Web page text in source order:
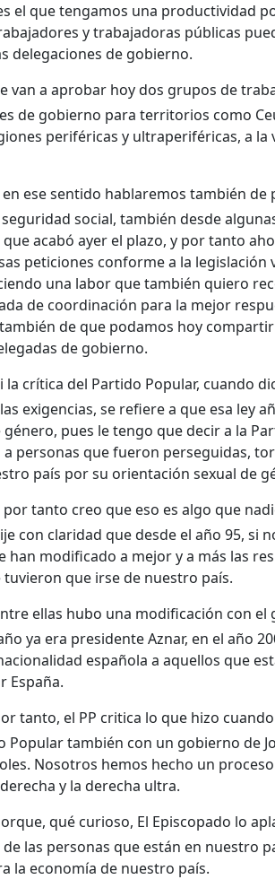
el que tengamos una productividad
y trabajadoras públicas
delegaciones de gobierno.
van a aprobar hoy dos grupos de
de gobierno para territorios como
periféricas y ultraperiféricas, a la
en ese sentido hablaremos también
social, también desde
acabó ayer el plazo, y por tanto
peticiones conforme a la
una labor que también quiero
de coordinación para la mejor
de que podamos hoy
de gobierno.
la crítica del Partido Popular, cuando
exigencias, se refiere a que esa ley
pues le tengo que decir a la
personas que fueron perseguidas,
país por su orientación sexual de
por tanto creo que eso es algo que
con claridad que desde el año 95, si
han modificado a mejor y a más las
tuvieron que irse de nuestro país.
ellas hubo una modificación con
ya era presidente Aznar, en el año
española a aquellos que
España.
tanto, el PP critica lo que hizo
Popular también con un gobierno de
Nosotros hemos hecho un
y la derecha ultra.
qué curioso, El Episcopado lo
las personas que están en nuestro
la economía de nuestro país.